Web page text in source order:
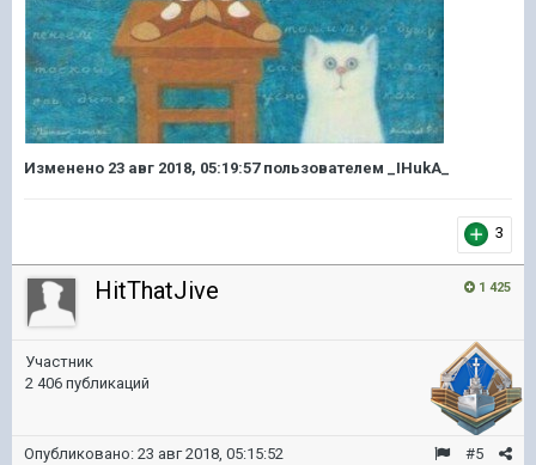
Изменено 23 авг 2018, 05:19:57пользователем _IHukA_
3
1 425
HitThatJive
Участник
2 406 публикаций
#5
Опубликовано: 23 авг 2018, 05:15:52